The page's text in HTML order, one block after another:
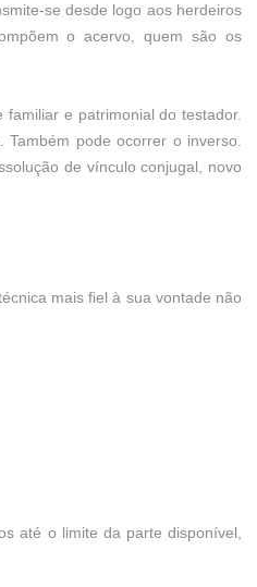
se desde logo aos herdeiros
o acervo, quem são os
e patrimonial do testador.
pode ocorrer o inverso.
de vínculo conjugal, novo
mais fiel à sua vontade não
até o limite da parte disponível,